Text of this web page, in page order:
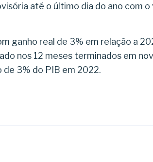
até o último dia do ano com o
ganho real de 3% em relação a
nos 12 meses terminados em
3% do PIB em 2022.